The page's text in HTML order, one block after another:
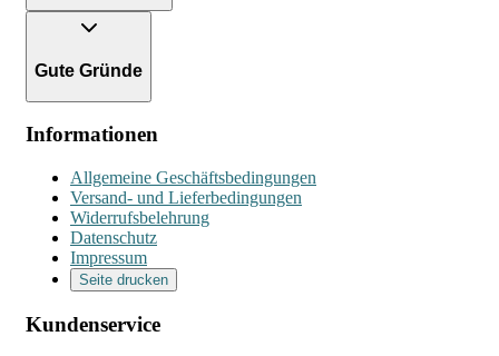
Gute Gründe
Informationen
Allgemeine Geschäftsbedingungen
Versand- und Lieferbedingungen
Widerrufsbelehrung
Datenschutz
Impressum
Seite drucken
Kundenservice